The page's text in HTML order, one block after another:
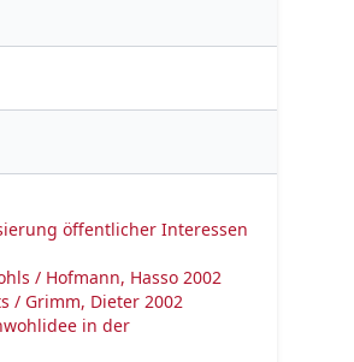
öffentlicher Interessen
/ Hofmann, Hasso 2002
/ Grimm, Dieter 2002
in der